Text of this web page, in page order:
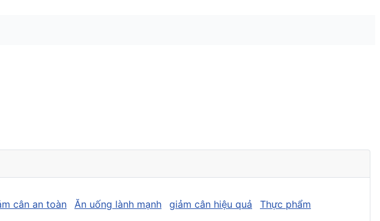
cân an toàn Ăn uống lành mạnh giảm cân hiệu quả Thực phẩm